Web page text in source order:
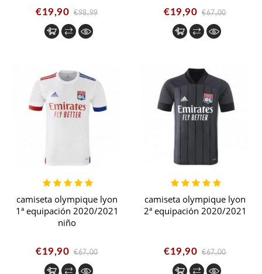
€19,90 €98,99 €19,90 €67,00
camiseta olympique lyon
1ª equipación 2020/2021
niño
€19,90 €67,00
camiseta olympique lyon
2ª equipación 2020/2021
€19,90 €67,00